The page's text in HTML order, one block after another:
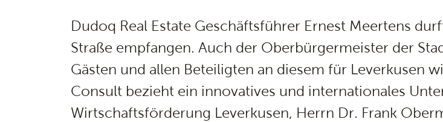
Dudoq Real Estate Geschäftsführer Ernest Meertens
Straße empfangen. Auch der Oberbürgermeister der
Gästen und allen Beteiligten an diesem für Leverkusen
Consult bezieht ein innovatives und internationales
Wirtschaftsförderung Leverkusen, Herrn Dr. Frank